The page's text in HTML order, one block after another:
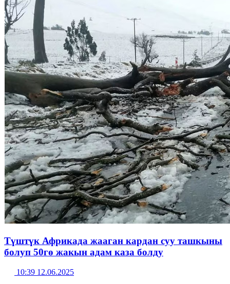
Түштүк Африкада жааган кардан суу ташкыны
болуп 50гө жакын адам каза болду
10:39 12.06.2025